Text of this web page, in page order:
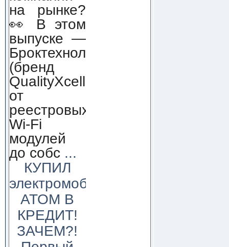
на рынке?
👀 В этом
выпуске —
Броктехнолоджи
(бренд
QualityXcellence):
от
реестровых
Wi-Fi
модулей
до собс ...
КУПИЛ
электромобиль
АТОМ В
КРЕДИТ!
ЗАЧЕМ?!